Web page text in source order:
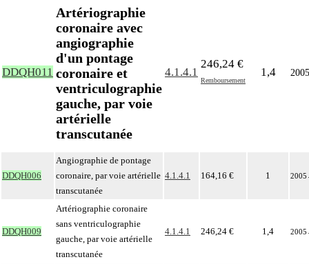
DDQH011
Artériographie
coronaire avec
angiographie
d'un pontage
coronaire et
ventriculographie
gauche, par voie
artérielle
transcutanée
4.1.4.1
246,24 €
Remboursement
1,4 2005
DDQH006
Angiographie de pontage
coronaire, par voie artérielle
transcutanée
4.1.4.1 164,16 € 1 2005
DDQH009
Artériographie coronaire
sans ventriculographie
gauche, par voie artérielle
transcutanée
4.1.4.1 246,24 € 1,4 2005